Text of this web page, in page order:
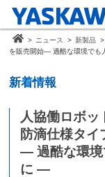
> ニュース > 新製品 >
を販売開始― 過酷な環境でも
新着情報
人協働ロボッ
防滴仕様タイ
― 過酷な環境
に ―